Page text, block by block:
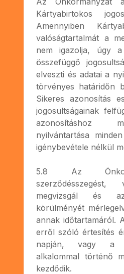
Kártyabirtokos
Amennyiben
valóságtartalmát a
nem igazolja, úgy a
összefüggő
elveszti és adatai a
törvényes határidőn
Sikeres azonosítás
jogosultságainak
azonosításhoz
nyilvántartása
igénybevétele nélkül
5.8 Az
szerződésszegést,
megvizsgál és
körülményét
annak időtartamáról.
erről szóló értesítés
napján, vagy a
alkalommal történő
kezdődik.